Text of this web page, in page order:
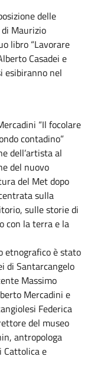
delle
Maurizio
libro “Lavorare
Casadei e
esibiranno nel
“Il focolare
contadino”
dell’artista al
del nuovo
del Met dopo
sulla
sulle storie di
con la terra e la
etnografico è stato
di Santarcangelo
Massimo
Mercadini e
Federica
del museo
antropologa
Cattolica e